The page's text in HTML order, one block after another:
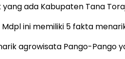
ada Kabupaten Tana
ini memiliki 5 fakta
agrowisata Pango-Pango